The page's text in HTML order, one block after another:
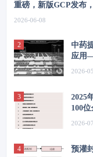
重磅，新版GCP发布
2026-06-08
中药
应用
2026-
2025
100
2026-
预灌